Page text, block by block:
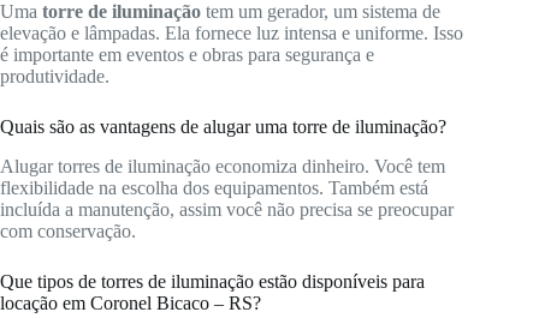
Uma torre de iluminação tem um gerador, um sistema de
elevação e lâmpadas. Ela fornece luz intensa e uniforme. Isso
é importante em eventos e obras para segurança e
produtividade.
Quais são as vantagens de alugar uma torre de iluminação?
Alugar torres de iluminação economiza dinheiro. Você tem
flexibilidade na escolha dos equipamentos. Também está
incluída a manutenção, assim você não precisa se preocupar
com conservação.
Que tipos de torres de iluminação estão disponíveis para
locação em Coronel Bicaco – RS?